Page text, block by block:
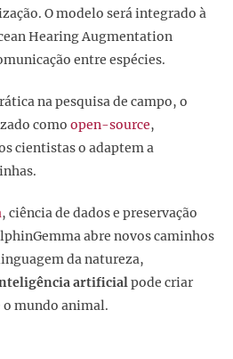
O modelo será integrado à
Hearing Augmentation
entre espécies.
na pesquisa de campo, o
como open-source,
cientistas o adaptem a
, ciência de dados e preservação
abre novos caminhos
da natureza,
artificialpode criar
o mundo animal.